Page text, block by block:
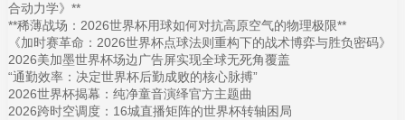
合动力学》**
**稀薄战场：2026世界杯用球如何对抗高原空气的物理极限**
《加时赛革命：2026世界杯点球法则重构下的战术博弈与胜负密码》
2026美加墨世界杯场边广告屏实现全球无死角覆盖
“通勤效率：决定世界杯后勤成败的核心脉搏”
2026世界杯揭幕：纯净童音演绎官方主题曲
2026跨时空调度：16城直播矩阵的世界杯转轴困局